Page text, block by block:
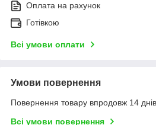
Оплата на рахунок
Готівкою
Всі умови оплати
Умови повернення
Повернення товару впродовж 14
Всі умови повернення